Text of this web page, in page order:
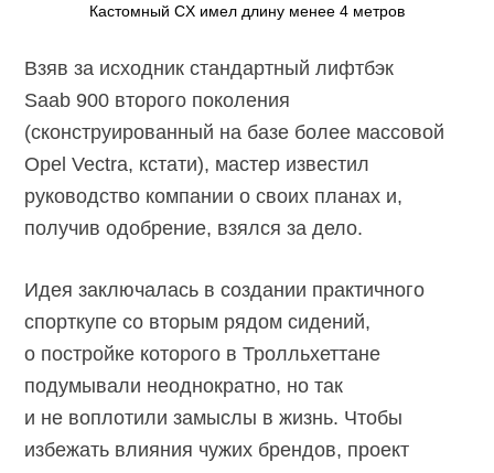
Кастомный CX имел длину менее 4 метров
Взяв за исходник стандартный лифтбэк
Saab 900 второго поколения
(сконструированный на базе более массовой
Opel Vectra, кстати), мастер известил
руководство компании о своих планах и,
получив одобрение, взялся за дело.
Идея заключалась в создании практичного
спорткупе со вторым рядом сидений,
о постройке которого в Тролльхеттане
подумывали неоднократно, но так
и не воплотили замыслы в жизнь. Чтобы
избежать влияния чужих брендов, проект